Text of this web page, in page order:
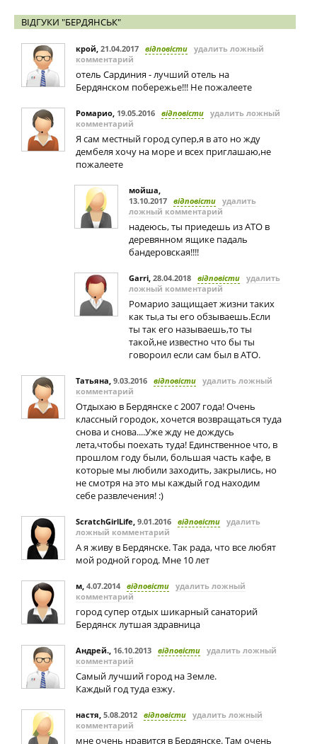
ВІДГУКИ "БЕРДЯНСЬК"
крой, 21.04.2017 відповісти удалить ложный
комментарий
отель Сардиния - лучший отель на
Бердянском побережье!!! Не пожалеете
Ромарио, 19.05.2016 відповісти удалить ложный
комментарий
Я сам местный город супер,я в ато но жду
дембеля хочу на море и всех приглашаю,не
пожалеете
мойша,
13.10.2017 відповісти удалить
ложный комментарий
надеюсь, ты приедешь из АТО в
деревянном ящике падаль
бандеровская!!!!
Garri, 28.04.2018 відповісти удалить
ложный комментарий
Ромарио защищает жизни таких
как ты,а ты его обзываешь.Если
ты так его называешь,то ты
такой,не известно что бы ты
говороил если сам был в АТО.
Татьяна, 9.03.2016 відповісти удалить ложный
комментарий
Отдыхаю в Бердянске с 2007 года! Очень
классный городок, хочется возвращаться туда
снова и снова....Уже жду не дождусь
лета,чтобы поехать туда! Единственное что, в
прошлом году были, большая часть кафе, в
которые мы любили заходить, закрылись, но
не смотря на это мы каждый год находим
себе развлечения! :)
ScratchGirlLife, 9.01.2016 відповісти удалить
ложный комментарий
А я живу в Бердянске. Так рада, что все любят
мой родной город. Мне 10 лет
м, 4.07.2014 відповісти удалить ложный
комментарий
город супер отдых шикарный санаторий
Бердянск лутшая здравница
Андрей., 16.10.2013 відповісти удалить ложный
комментарий
Самый лучший город на Земле.
Каждый год туда езжу.
настя, 5.08.2012 відповісти удалить ложный
комментарий
мне очень нравится в Бердянске. Там очень